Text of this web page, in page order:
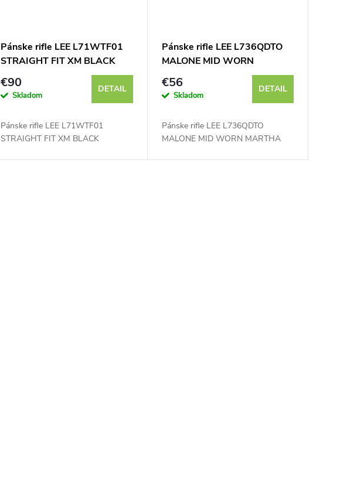
Pánske rifle LEE L71WTF01
STRAIGHT FIT XM BLACK
€90
Skladom
DETAIL
Pánske rifle LEE L71WTF01
STRAIGHT FIT XM BLACK
Pánske rifle LEE L736QDTO
MALONE MID WORN
MARTHA
€56
Skladom
DETAIL
Pánske rifle LEE L736QDTO
MALONE MID WORN MARTHA